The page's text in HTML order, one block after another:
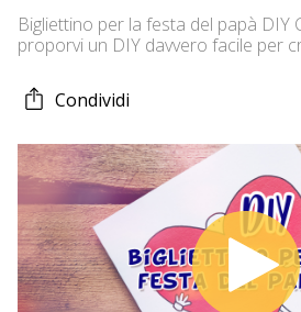
Bigliettino per la festa del papà DIY
proporvi un DIY davvero facile per
realizzare voi stesse un biglietto per
festa al vostro papà. Questa idea si
Condividi